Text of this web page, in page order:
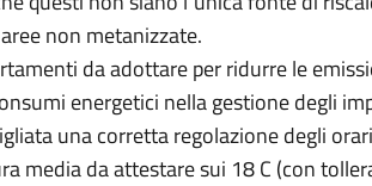
non metanizzate.
da adottare per ridurre le
energetici nella gestione degli
una corretta regolazione degli
media da attestare sui 18 C (con